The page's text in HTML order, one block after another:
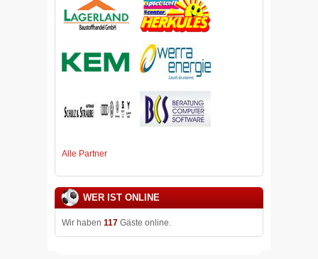
Alle Partner
WER IST ONLINE
Wir haben 117 Gäste online.